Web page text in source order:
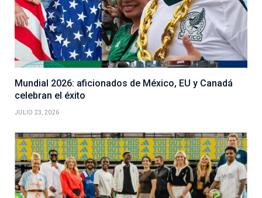
Mundial 2026: aficionados de México, EU y Canadá
celebran el éxito
JULIO 23, 2026